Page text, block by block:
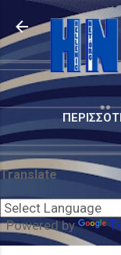
Translate
Powered by